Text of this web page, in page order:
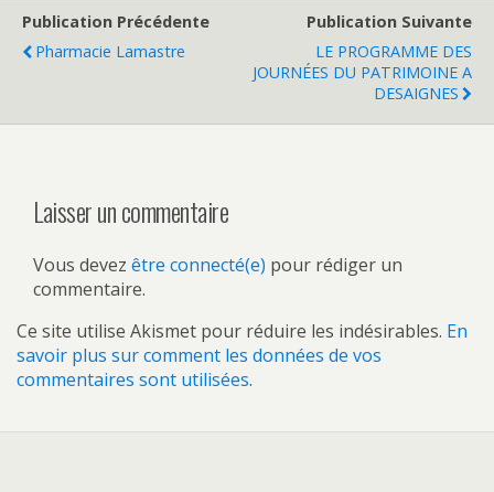
Publication Précédente
Pharmacie Lamastre
Publication Suivante
LE PROGRAMME DES
JOURNÉES DU PATRIMOINE A
DESAIGNES
Laisser un commentaire
Vous devez être connecté(e) pour rédiger un
commentaire.
Ce site utilise Akismet pour réduire les indésirables. En
savoir plus sur comment les données de vos
commentaires sont utilisées.